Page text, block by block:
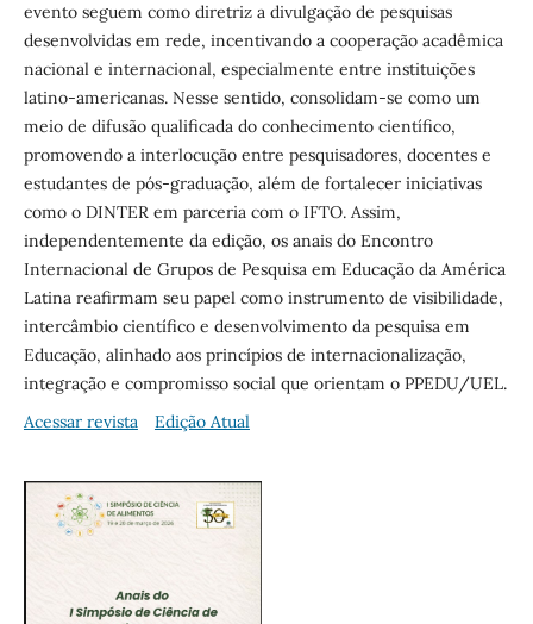
evento seguem como diretriz a divulgação de pesquisas
desenvolvidas em rede, incentivando a cooperação acadêmica
nacional e internacional, especialmente entre instituições
latino-americanas. Nesse sentido, consolidam-se como um
meio de difusão qualificada do conhecimento científico,
promovendo a interlocução entre pesquisadores, docentes e
estudantes de pós-graduação, além de fortalecer iniciativas
como o DINTER em parceria com o IFTO. Assim,
independentemente da edição, os anais do Encontro
Internacional de Grupos de Pesquisa em Educação da América
Latina reafirmam seu papel como instrumento de visibilidade,
intercâmbio científico e desenvolvimento da pesquisa em
Educação, alinhado aos princípios de internacionalização,
integração e compromisso social que orientam o PPEDU/UEL.
Acessar revista
Edição Atual